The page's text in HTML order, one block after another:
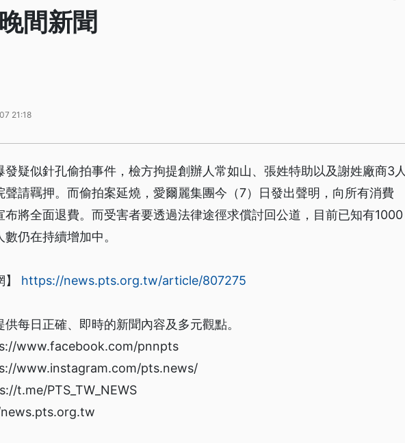
間新聞
21:18
疑似針孔偷拍事件，檢方拘提創辦人常如山、張姓特助以及謝姓廠商3人
請羈押。而偷拍案延燒，愛爾麗集團今（7）日發出聲明，向所有消費
將全面退費。而受害者要透過法律途徑求償討回公道，目前已知有1000
仍在持續增加中。
https://news.pts.org.tw/article/807275
每日正確、即時的新聞內容及多元觀點。
www.facebook.com/pnnpts
www.instagram.com/pts.news/
t.me/PTS_TW_NEWS